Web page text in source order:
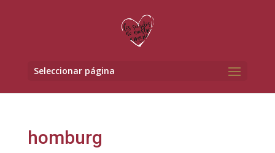
Seleccionar página
homburg